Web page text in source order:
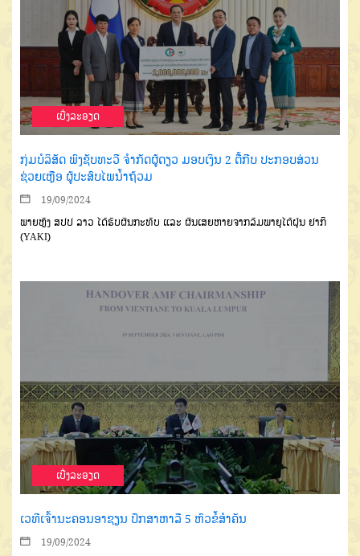
ເບີ່ງລະອຽດ
ກຸ່ມບໍລິສັດ ພົງຊັບທະວີ ຈຳກັດຜູ້ດຽວ ມອບເງິນ 2 ຕື້ກີບ ປະກອບສ່ວນ
ຊ່ວຍເຫຼືອ ຜູ້ປະສົບໄພນໍ້າຖ້ວມ
19/09/2024
ພາຍຫຼັງ ສປປ ລາວ ໄດ້ຮັບຜົນກະທົບ ແລະ ຜົນເສຍຫາຍຈາກລົມພາຍຸໄຕ້ຝຸ່ນ ຢາກິ
(YAKI)
ເບີ່ງລະອຽດ
ເວທີເຈົ້ານະຄອນອາຊຽນ ປຶກສາຫາລື 5 ຫົວຂໍ້ສໍາຄັນ
19/09/2024